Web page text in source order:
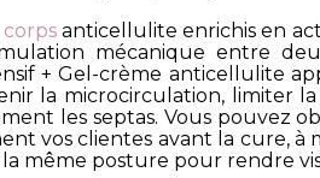
anticellulite enrichis en
mécanique entre
+ Gel-crème anticellulite
la microcirculation, limiter
les septas. Vous pouvez
vos clientes avant la cure, à
même posture pour rendre